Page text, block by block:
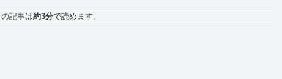
の記事は約3分で読めます。